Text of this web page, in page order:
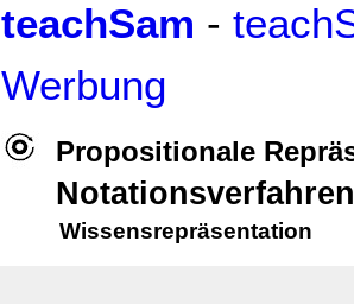
teachSam -
Werbung
Propositionale
Wissensrepräsentation